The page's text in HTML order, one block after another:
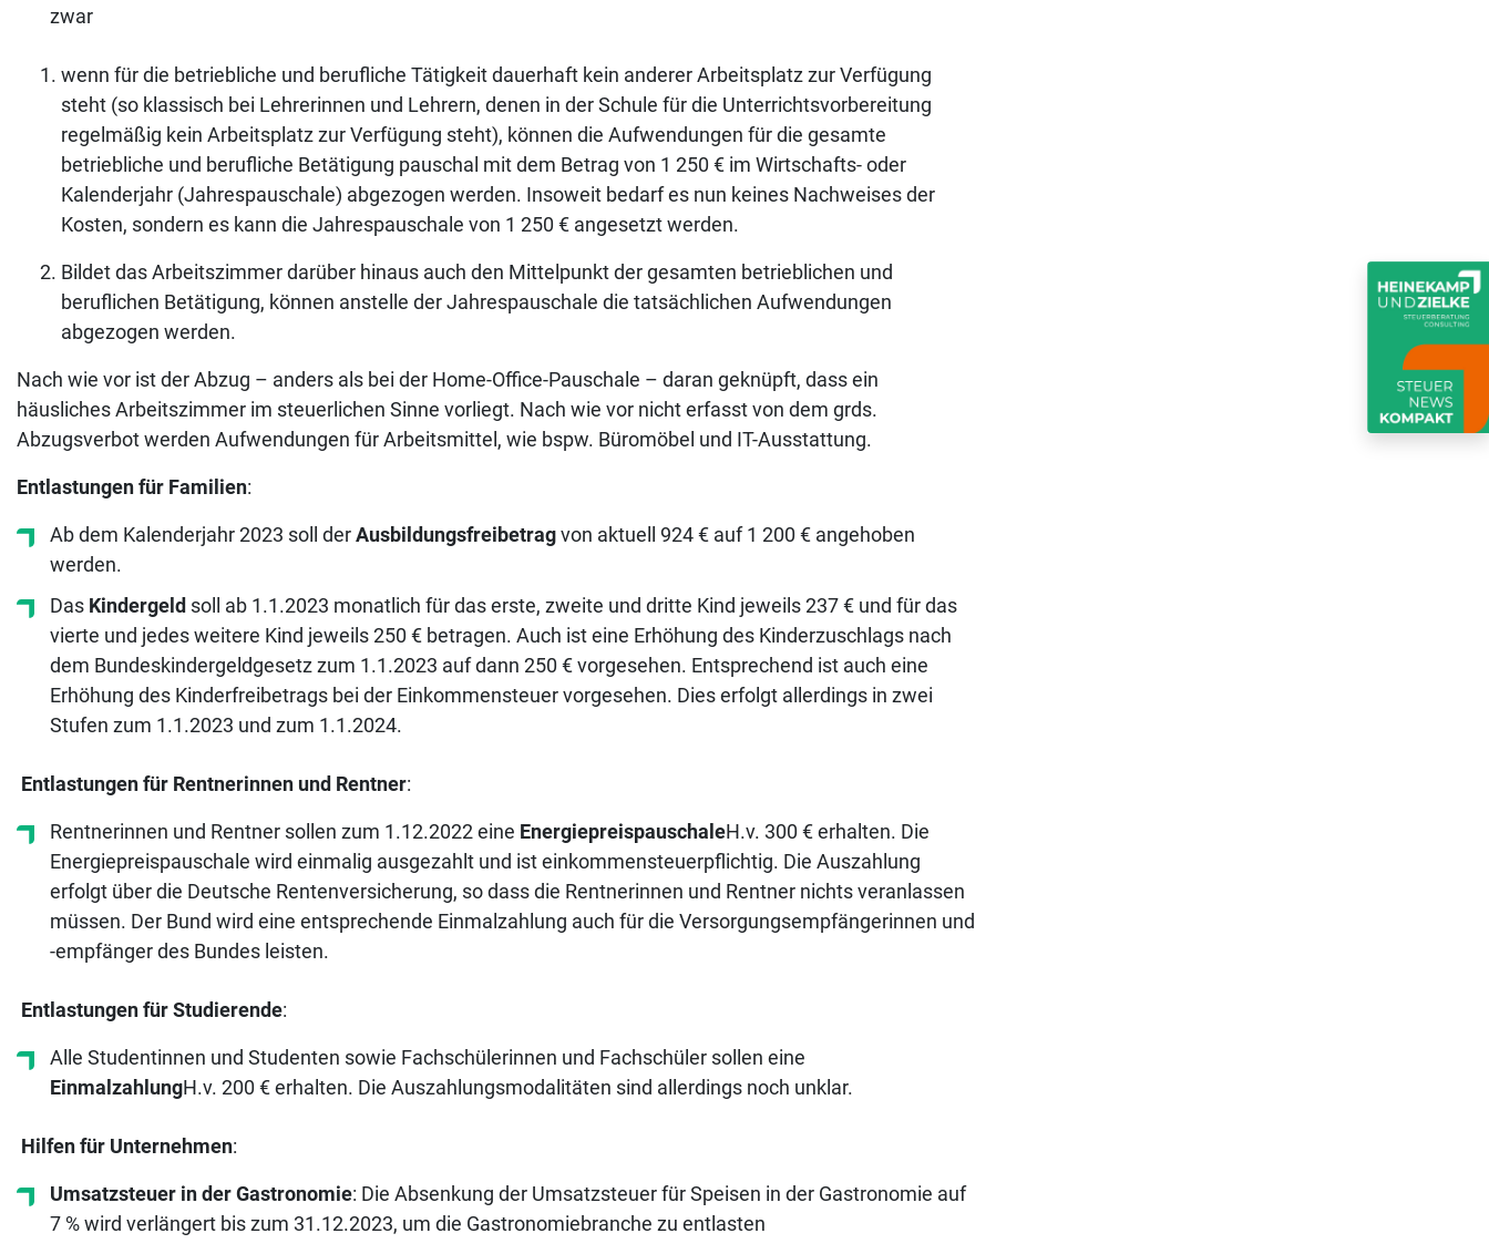
zwar
wenn für die betriebliche und berufliche Tätigkeit dauerhaft kein anderer Arbeitsplatz zur Verfügung
steht (so klassisch bei Lehrerinnen und Lehrern, denen in der Schule für die Unterrichtsvorbereitung
regelmäßig kein Arbeitsplatz zur Verfügung steht), können die Aufwendungen für die gesamte
betriebliche und berufliche Betätigung pauschal mit dem Betrag von 1 250 € im Wirtschafts- oder
Kalenderjahr (Jahrespauschale) abgezogen werden. Insoweit bedarf es nun keines Nachweises der
Kosten, sondern es kann die Jahrespauschale von 1 250 € angesetzt werden.
Bildet das Arbeitszimmer darüber hinaus auch den Mittelpunkt der gesamten betrieblichen und
beruflichen Betätigung, können anstelle der Jahrespauschale die tatsächlichen Aufwendungen
abgezogen werden.
Nach wie vor ist der Abzug – anders als bei der Home-Office-Pauschale – daran geknüpft, dass ein
häusliches Arbeitszimmer im steuerlichen Sinne vorliegt. Nach wie vor nicht erfasst von dem grds.
Abzugsverbot werden Aufwendungen für Arbeitsmittel, wie bspw. Büromöbel und IT-Ausstattung.
Entlastungen für Familien:
Ab dem Kalenderjahr 2023 soll derAusbildungsfreibetragvon aktuell 924 € auf 1 200 € angehoben
werden.
Das Kindergeld soll ab 1.1.2023 monatlich für das erste, zweite und dritte Kind jeweils 237 € und für das
vierte und jedes weitere Kind jeweils 250 € betragen. Auch ist eine Erhöhung des Kinderzuschlags nach
dem Bundeskindergeldgesetz zum 1.1.2023 auf dann 250 € vorgesehen. Entsprechend ist auch eine
Erhöhung des Kinderfreibetrags bei der Einkommensteuer vorgesehen. Dies erfolgt allerdings in zwei
Stufen zum 1.1.2023 und zum 1.1.2024.
Entlastungen für Rentnerinnen und Rentner:
Rentnerinnen und Rentner sollen zum 1.12.2022 eine EnergiepreispauschaleH.v. 300 € erhalten. Die
Energiepreispauschale wird einmalig ausgezahlt und ist einkommensteuerpflichtig. Die Auszahlung
erfolgt über die Deutsche Rentenversicherung, so dass die Rentnerinnen und Rentner nichts veranlassen
müssen. Der Bund wird eine entsprechende Einmalzahlung auch für die Versorgungsempfängerinnen und
-empfänger des Bundes leisten.
Entlastungen für Studierende:
Alle Studentinnen und Studenten sowie Fachschülerinnen und Fachschüler sollen eine
EinmalzahlungH.v. 200 € erhalten. Die Auszahlungsmodalitäten sind allerdings noch unklar.
Hilfen für Unternehmen:
Umsatzsteuer in der Gastronomie: Die Absenkung der Umsatzsteuer für Speisen in der Gastronomie auf
7 % wird verlängert bis zum 31.12.2023, um die Gastronomiebranche zu entlasten